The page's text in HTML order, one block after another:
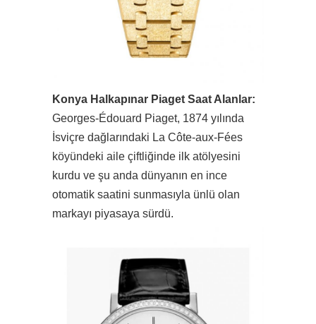
Konya Halkapınar Piaget Saat Alanlar:
Georges-Édouard Piaget, 1874 yılında
İsviçre dağlarındaki La Côte-aux-Fées
köyündeki aile çiftliğinde ilk atölyesini
kurdu ve şu anda dünyanın en ince
otomatik saatini sunmasıyla ünlü olan
markayı piyasaya sürdü.